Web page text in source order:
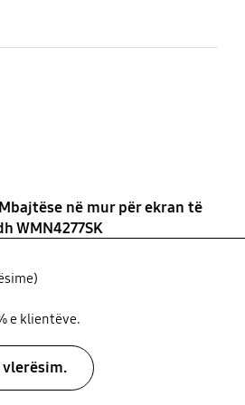
Paketim
në mur për ekran të
WMN4277SK
e klientëve.